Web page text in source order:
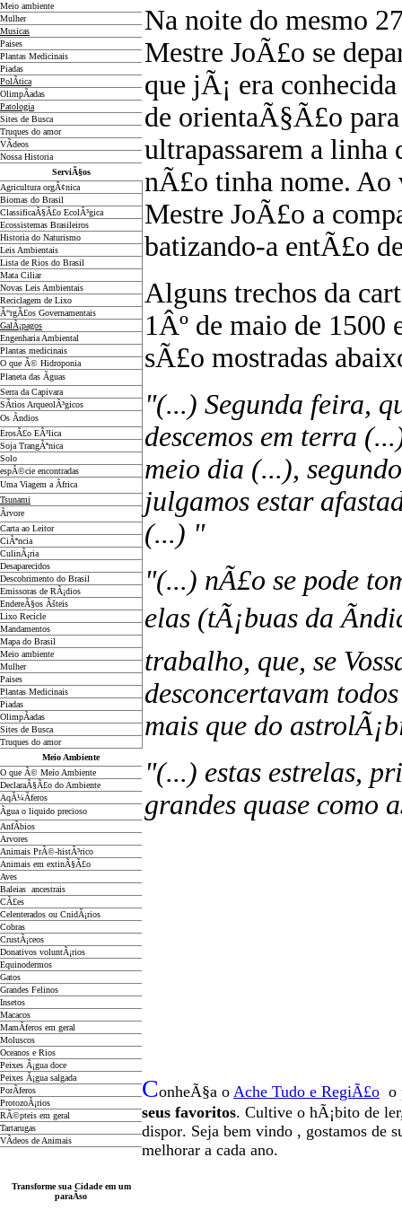
Meio ambiente
Mulher
Musicas
Paises
Plantas Medicinais
Piadas
PolÃ­tica
OlimpÃ­adas
Patologia
Sites de Busca
Truques do amor
VÃ­deos
Nossa Historia
ServiÃ§os
Agricultura orgÃ¢nica
Biomas do Brasil
ClassificaÃ§Ã£o EcolÃ³gica
Ecossistemas Brasileiros
Historia do Naturismo
Leis Ambientais
Lista de Rios do Brasil
Mata Ciliar
Novas Leis Ambientais
Reciclagem de Lixo
Ã“rgÃ£os Governamentais
GalÃ¡pagos
Engenharia Ambiental
Plantas medicinais
O que Ã© Hidroponia
Planeta das Ãguas
Serra da Capivara
SÃ­tios ArqueolÃ³gicos
Os Ãndios
ErosÃ£o EÃ³lica
Soja TrangÃªnica
Solo
espÃ©cie encontradas
Uma Viagem a Ãfrica
Tsunami
Ãrvore
Carta ao Leitor
CiÃªncia
CulinÃ¡ria
Desaparecidos
Descobrimento do Brasil
Emissoras de RÃ¡dios
EndereÃ§os Ãšteis
Lixo Recicle
Mandamentos
Mapa do Brasil
Meio ambiente
Mulher
Paises
Plantas Medicinais
Piadas
OlimpÃ­adas
Sites de Busca
Truques do amor
Meio Ambiente
O que Ã© Meio Ambiente
DeclaraÃ§Ã£o do Ambiente
AqÃ¼Ã­feros
Ãgua o liquido precioso
AnfÃ­bios
Arvores
Animais PrÃ©-histÃ³rico
Animais em extinÃ§Ã£o
Aves
Baleias ancestrais
CÃ£es
Celenterados ou CnidÃ¡rios
Cobras
CrustÃ¡ceos
Donativos voluntÃ¡rios
Equinodermos
Gatos
Grandes Felinos
Insetos
Macacos
MamÃ­feros em geral
Moluscos
Oceanos e Rios
Peixes Ã¡gua doce
Peixes Ã¡gua salgada
PorÃ­feros
ProtozoÃ¡rios
RÃ©pteis em geral
Tartarugas
VÃ­deos de Animais
Transforme sua Cidade em um
paraÃ­so
Na noite do mesmo
Mestre JoÃ£o se
que jÃ¡ era
de orientaÃ§Ã£o
ultrapassarem a linha
nÃ£o tinha nome. Ao
Mestre JoÃ£o a
batizando-a entÃ£o
Alguns trechos da
1Âº de maio de
sÃ£o mostradas
"(...) Segunda feira,
descemos em terra
meio dia (...),
julgamos estar
(...) "
"(...) nÃ£o se pode
elas (tÃ¡buas da
trabalho, que, se
desconcertavam
mais que do
"(...) estas estrelas,
grandes quase
ConheÃ§a o Ache Tudo e RegiÃ£o o
seus favoritos. Cultive o hÃ¡bito de
dispor. Seja bem vindo , gostamos de
melhorar a cada ano.